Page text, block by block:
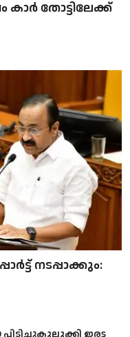
കാർ തോട്ടിലേക്ക്
നടപ്പാക്കും: